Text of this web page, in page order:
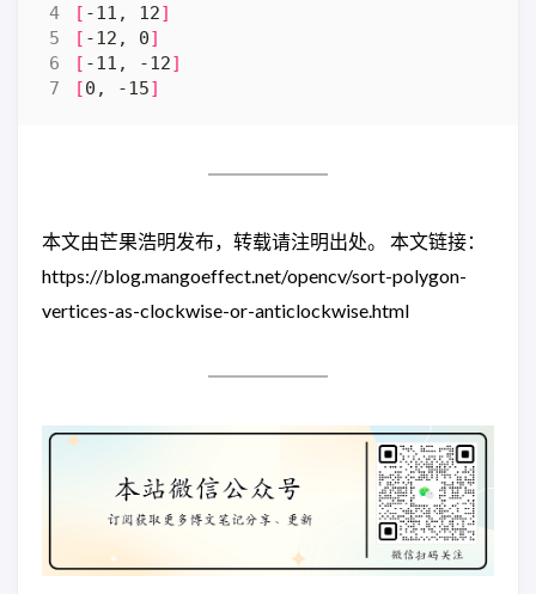
[ -11, 12]
[ -12, 0]
[ -11, -12]
[0, -15]
本文由芒果浩明发布，转载请注明出处。 本文链接：
https://blog.mangoeffect.net/opencv/sort-polygon-
vertices-as-clockwise-or-anticlockwise.html